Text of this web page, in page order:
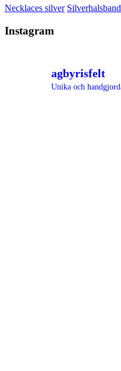
Necklaces silver Silverhalsband
Instagram
agbyrisfelt
Unika och